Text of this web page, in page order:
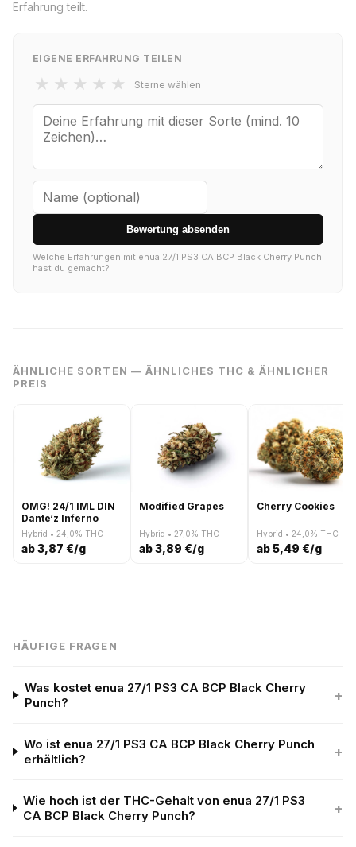
Erfahrung teilt.
EIGENE ERFAHRUNG TEILEN
★ ★ ★ ★ ★ Sterne wählen
Bewertung absenden
Welche Erfahrungen mit enua 27/1 PS3 CA BCP Black Cherry Punch
hast du gemacht?
ÄHNLICHE SORTEN — ÄHNLICHES THC & ÄHNLICHER
PREIS
OMG! 24/1 IML DIN
Dante‘z Inferno
Hybrid • 24,0% THC
ab 3,87 €/g
Modified Grapes
Hybrid • 27,0% THC
ab 3,89 €/g
Cherry Cookies
Hybrid • 24,0% THC
ab 5,49 €/g
HÄUFIGE FRAGEN
Was kostet enua 27/1 PS3 CA BCP Black Cherry
Punch?
+
Wo ist enua 27/1 PS3 CA BCP Black Cherry Punch
erhältlich?
+
Wie hoch ist der THC-Gehalt von enua 27/1 PS3
CA BCP Black Cherry Punch?
+